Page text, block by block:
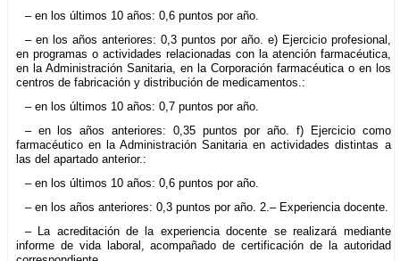
– en los últimos 10 años: 0,6 puntos por año.
– en los años anteriores: 0,3 puntos por año. e) Ejercicio profesional,
en programas o actividades relacionadas con la atención farmacéutica,
en la Administración Sanitaria, en la Corporación farmacéutica o en los
centros de fabricación y distribución de medicamentos.:
– en los últimos 10 años: 0,7 puntos por año.
– en los años anteriores: 0,35 puntos por año. f) Ejercicio como
farmacéutico en la Administración Sanitaria en actividades distintas a
las del apartado anterior.:
– en los últimos 10 años: 0,6 puntos por año.
– en los años anteriores: 0,3 puntos por año. 2.– Experiencia docente.
– La acreditación de la experiencia docente se realizará mediante
informe de vida laboral, acompañado de certificación de la autoridad